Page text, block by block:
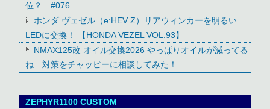
位？ #076
ホンダ ヴェゼル（e:HEV Z）リアウィンカーを明るい
LEDに交換！ 【HONDA VEZEL VOL.93】
NMAX125改 オイル交換2026 やっぱりオイルが減ってる
ね 対策をチャッピーに相談してみた！
ZEPHYR1100 CUSTOM